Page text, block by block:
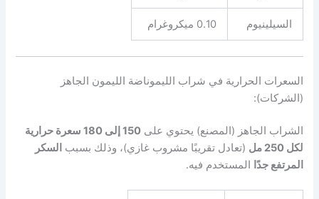
السيلينيوم 0.10 ميكروغرام
السعرات الحرارية في شراب الليموناضة الليمون الجاهز
(الشركات):
الشراب الجاهز (المصنع) يحتوي على
150 إلى 180 سعرة حرارية
لكل 250 مل
(تعادل تقريبًا مشروب غازي)، وذلك بسبب السكر
المرتفع جدًا المستخدم فيه.